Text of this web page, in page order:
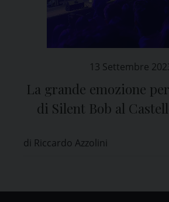
13 Settembre
La grande emozione
di Silent Bob al
di Riccardo Azzolini